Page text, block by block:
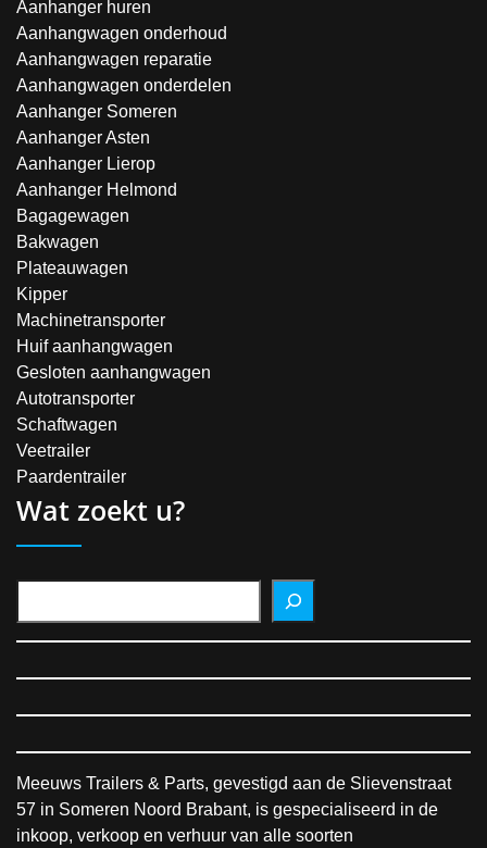
Aanhanger huren
Aanhangwagen onderhoud
Aanhangwagen reparatie
Aanhangwagen onderdelen
Aanhanger Someren
Aanhanger Asten
Aanhanger Lierop
Aanhanger Helmond
Bagagewagen
Bakwagen
Plateauwagen
Kipper
Machinetransporter
Huif aanhangwagen
Gesloten aanhangwagen
Autotransporter
Schaftwagen
Veetrailer
Paardentrailer
Wat zoekt u?
Meeuws Trailers & Parts, gevestigd aan de Slievenstraat
57 in Someren Noord Brabant, is gespecialiseerd in de
inkoop, verkoop en verhuur van alle soorten